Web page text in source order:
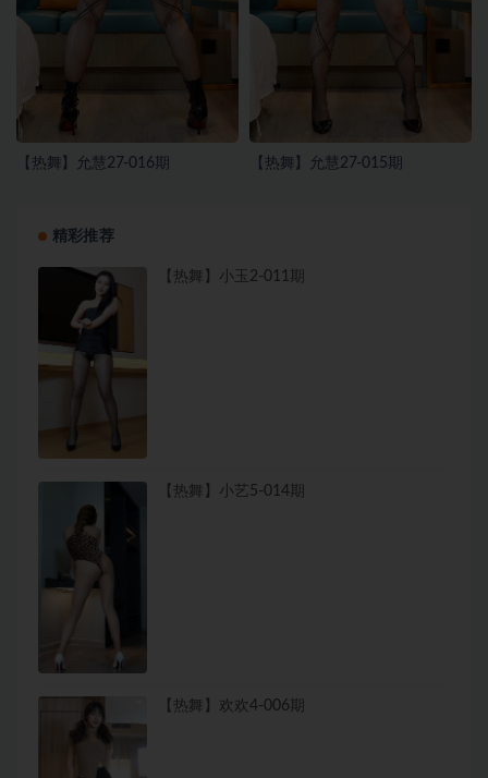
【热舞】允慧27-016期 【热舞】允慧27-015期
精彩推荐
【热舞】小玉2-011期
【热舞】小艺5-014期
【热舞】欢欢4-006期